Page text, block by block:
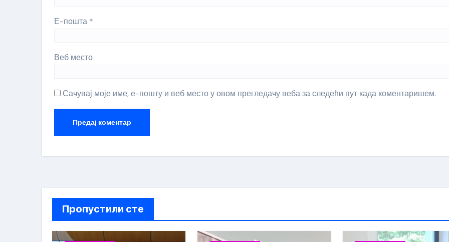
Е-пошта *
Веб место
Сачувај моје име, е-пошту и веб место у овом прегледачу веба за следећи пут када коментаришем.
Пропустили сте